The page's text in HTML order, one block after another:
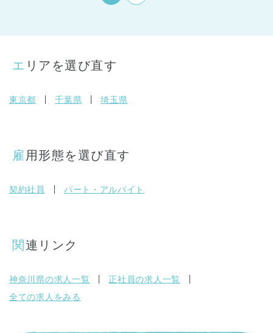
エリアを選び直す
東京都 千葉県 埼玉県
雇用形態を選び直す
契約社員 パート・アルバイト
関連リンク
神奈川県の求人一覧
正社員の求人一覧
全ての求人をみる